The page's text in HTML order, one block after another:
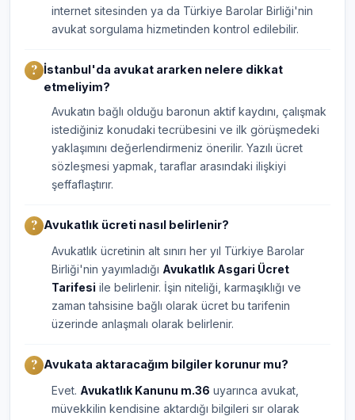
internet sitesinden ya da Türkiye Barolar Birliği'nin
avukat sorgulama hizmetinden kontrol edilebilir.
İstanbul'da avukat ararken nelere dikkat
etmeliyim?
Avukatın bağlı olduğu baronun aktif kaydını, çalışmak
istediğiniz konudaki tecrübesini ve ilk görüşmedeki
yaklaşımını değerlendirmeniz önerilir. Yazılı ücret
sözleşmesi yapmak, taraflar arasındaki ilişkiyi
şeffaflaştırır.
Avukatlık ücreti nasıl belirlenir?
Avukatlık ücretinin alt sınırı her yıl Türkiye Barolar
Birliği'nin yayımladığı Avukatlık Asgari Ücret
Tarifesi ile belirlenir. İşin niteliği, karmaşıklığı ve
zaman tahsisine bağlı olarak ücret bu tarifenin
üzerinde anlaşmalı olarak belirlenir.
Avukata aktaracağım bilgiler korunur mu?
Evet. Avukatlık Kanunu m.36 uyarınca avukat,
müvekkilin kendisine aktardığı bilgileri sır olarak